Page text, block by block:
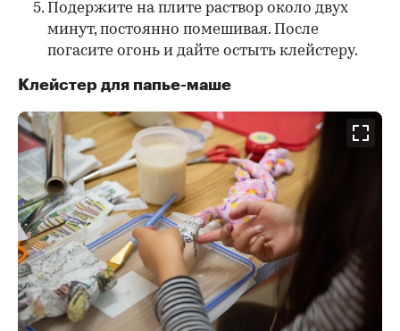
Подержите на плите раствор около двух
минут, постоянно помешивая. После
погасите огонь и дайте остыть клейстеру.
Клейстер для папье-маше